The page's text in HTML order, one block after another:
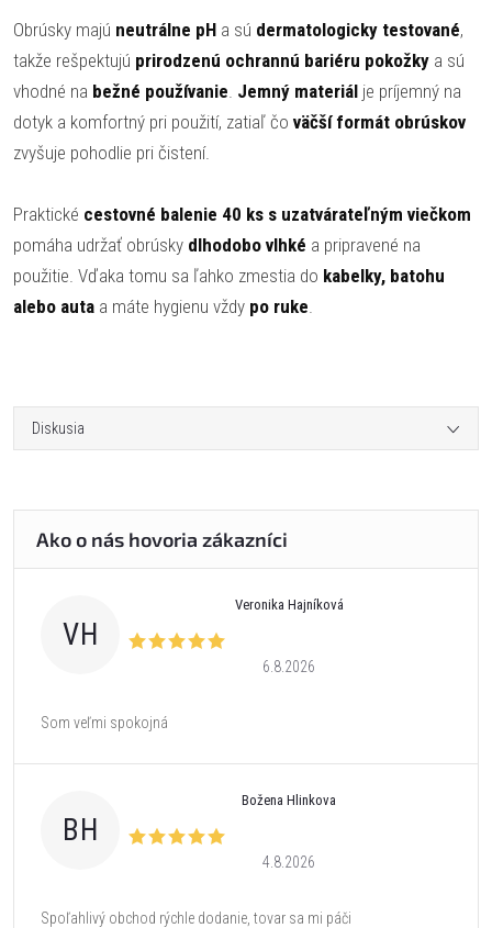
Obrúsky majú neutrálne pH a sú dermatologicky testované,
takže rešpektujú prirodzenú ochrannú bariéru pokožky a sú
vhodné na bežné používanie. Jemný materiál je príjemný na
dotyk a komfortný pri použití, zatiaľ čo väčší formát obrúskov
zvyšuje pohodlie pri čistení.
Praktické cestovné balenie 40 ks s uzatvárateľným viečkom
pomáha udržať obrúsky dlhodobo vlhké a pripravené na
použitie. Vďaka tomu sa ľahko zmestia do kabelky, batohu
alebo auta a máte hygienu vždy po ruke.
Diskusia
VH
Veronika Hajníková
6.8.2026
Som veľmi spokojná
BH
Božena Hlinkova
4.8.2026
Spoľahlivý obchod rýchle dodanie, tovar sa mi páči